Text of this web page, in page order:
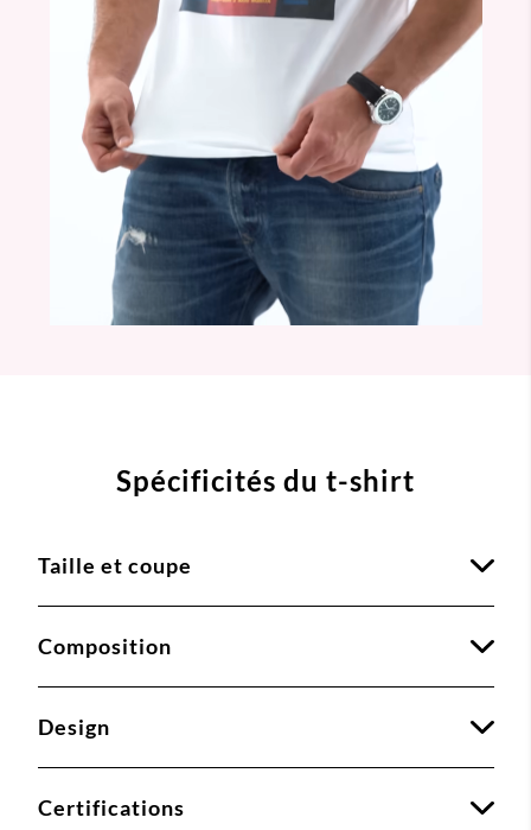
Spécificités du t-shirt
Taille et coupe
Composition
Design
Certifications